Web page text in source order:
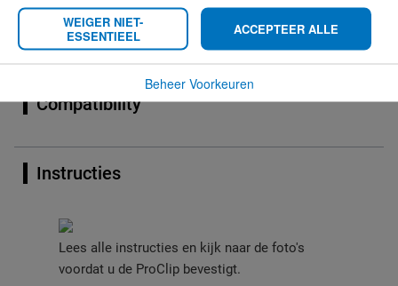
Bij het tabblad Compatibility
checkt u de auto's die geschikt is/zijn voor deze Proclip.
Compatibility
Instructies
Lees alle instructies en kijk naar de foto's
voordat u de ProClip bevestigt.
WEIGER NIET-
ESSENTIEEL
ACCEPTEER ALLE
Beheer Voorkeuren